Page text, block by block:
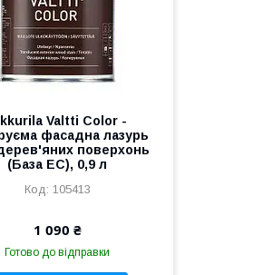
Valtti Color -
фасадна лазурь
поверхонь
(База ЕС), 0,9 л
105413
1 090 ₴
Готово до відправки